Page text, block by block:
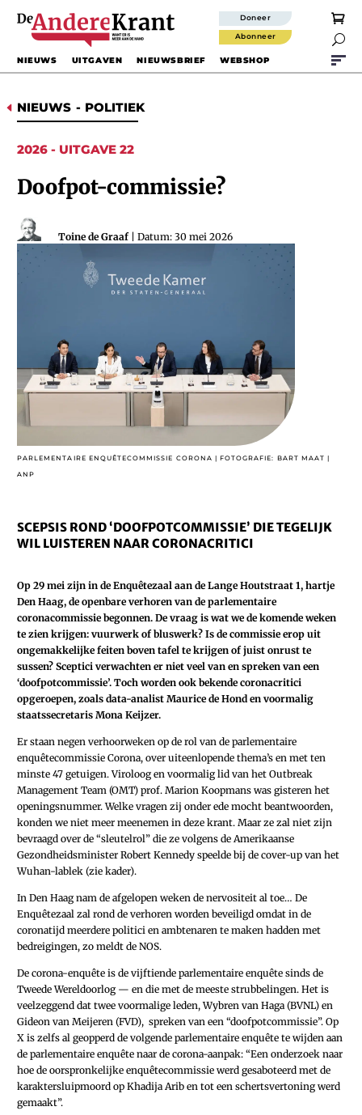
Doneer
Abonneer 
NIEUWS UITGAVEN NIEUWSBRIEF WEBSHOP
D NIEUWS - POLITIEK
2026 - UITGAVE 22
Doofpot-commissie?
Toine de Graaf| Datum: 30 mei 2026
PARLEMENTAIRE ENQUÊTECOMMISSIE CORONA | FOTOGRAFIE: BART MAAT |
ANP
SCEPSIS ROND ‘DOOFPOTCOMMISSIE’ DIE TEGELIJK
WIL LUISTEREN NAAR CORONACRITICI
Op 29 mei zijn in de Enquêtezaal aan de Lange Houtstraat 1, hartje
Den Haag, de openbare verhoren van de parlementaire
coronacommissie begonnen. De vraag is wat we de komende weken
te zien krijgen: vuurwerk of bluswerk? Is de commissie erop uit
ongemakkelijke feiten boven tafel te krijgen of juist onrust te
sussen? Sceptici verwachten er niet veel van en spreken van een
‘doofpotcommissie’. Toch worden ook bekende coronacritici
opgeroepen, zoals data-analist Maurice de Hond en voormalig
staatssecretaris Mona Keijzer.
Er staan negen verhoorweken op de rol van de parlementaire
enquêtecommissie Corona, over uiteenlopende thema’s en met ten
minste 47 getuigen. Viroloog en voormalig lid van het Outbreak
Management Team (OMT) prof. Marion Koopmans was gisteren het
openingsnummer. Welke vragen zij onder ede mocht beantwoorden,
konden we niet meer meenemen in deze krant. Maar ze zal niet zijn
bevraagd over de “sleutelrol” die ze volgens de Amerikaanse
Gezondheidsminister Robert Kennedy speelde bij de cover-up van het
Wuhan-lablek (zie kader).
In Den Haag nam de afgelopen weken de nervositeit al toe… De
Enquête­zaal zal rond de verhoren worden beveiligd omdat in de
coronatijd meerdere politici en ambtenaren te maken hadden met
bedreigingen, zo meldt de NOS.
De corona-enquête is de vijftiende parlementaire enquête sinds de
Tweede Wereldoorlog — en die met de meeste strubbelingen. Het is
veelzeggend dat twee voormalige leden, Wybren van Haga (BVNL) en
Gideon van Meijeren (FVD), spreken van een “doofpotcommissie”. Op
X is zelfs al geopperd de volgende parlementaire enquête te wijden aan
de parlementaire enquête naar de corona-­aanpak: “Een onderzoek naar
hoe de oorspronkelijke enquêtecommissie werd gesaboteerd met de
karaktersluipmoord op Khadija Arib en tot een schertsvertoning werd
gemaakt”.